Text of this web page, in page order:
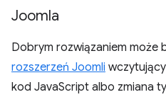
Joomla
Dobrym rozwiązaniem może
rozszerzeń Joomli
kod JavaScript albo zmiana